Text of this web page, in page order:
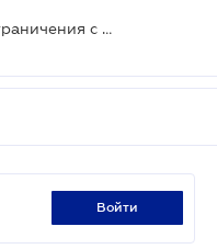
Львов усиливает карантинные ограничения с 19 марта
войти